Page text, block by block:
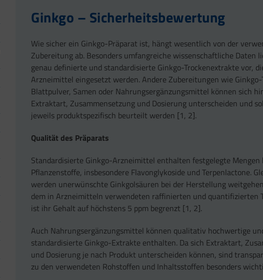
Ginkgo – Sicherheitsbewertung
Wie sicher ein Ginkgo-Präparat ist, hängt wesentlich von der
Zubereitung ab. Besonders umfangreiche wissenschaftliche Daten
genau definierte und standardisierte Ginkgo-Trockenextrakte vor,
Arzneimittel eingesetzt werden. Andere Zubereitungen wie Ginkgo-
Blattpulver, Samen oder Nahrungsergänzungsmittel können sich
Extraktart, Zusammensetzung und Dosierung unterscheiden und
jeweils produktspezifisch beurteilt werden [1, 2].
Qualität des Präparats
Standardisierte Ginkgo-Arzneimittel enthalten festgelegte
Pflanzenstoffe, insbesondere Flavonglykoside und Terpenlactone.
werden unerwünschte Ginkgolsäuren bei der Herstellung
dem in Arzneimitteln verwendeten raffinierten und quantifizierten
ist ihr Gehalt auf höchstens 5 ppm begrenzt [1, 2].
Auch Nahrungsergänzungsmittel können qualitativ hochwertige
standardisierte Ginkgo-Extrakte enthalten. Da sich Extraktart,
und Dosierung je nach Produkt unterscheiden können, sind
zu den verwendeten Rohstoffen und Inhaltsstoffen besonders